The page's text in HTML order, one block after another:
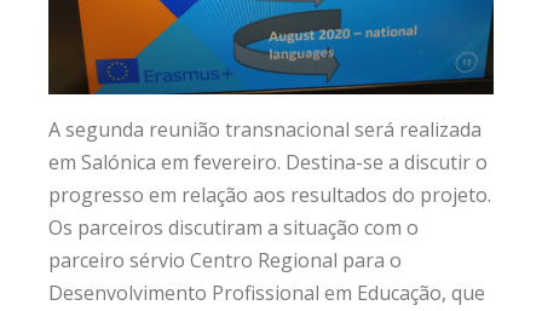
A segunda reunião transnacional será realizada
em Salónica em fevereiro. Destina-se a discutir o
progresso em relação aos resultados do projeto.
Os parceiros discutiram a situação com o
parceiro sérvio Centro Regional para o
Desenvolvimento Profissional em Educação, que